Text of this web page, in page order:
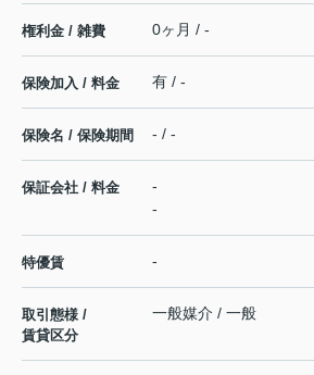
権利金 / 雑費 0ヶ月 / -
保険加入 / 料金 有 / -
保険名 / 保険期間 - / -
保証会社 / 料金
-
-
特優賃 -
取引態様 /
賃貸区分
一般媒介 / 一般